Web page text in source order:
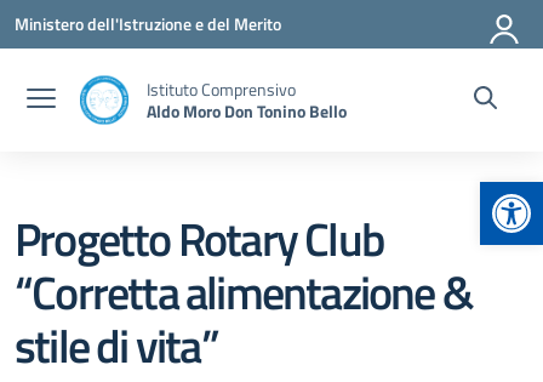
Vai ai contenuti
Vai al menu di navigazione
Vai al footer
Ministero dell'Istruzione e del Merito
Istituto Comprensivo
Aldo Moro Don Tonino Bello
Progetto Rotary Club
“Corretta alimentazione &
stile di vita”